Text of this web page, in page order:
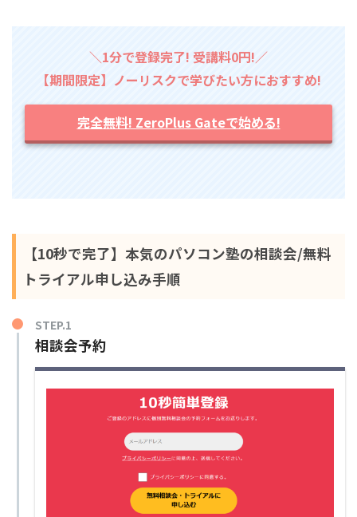
＼1分で登録完了! 受講料0円!／
【期間限定】ノーリスクで学びたい方におすすめ!
完全無料! ZeroPlus Gateで始める!
【10秒で完了】本気のパソコン塾の相談会/無料
トライアル申し込み手順
STEP.1
相談会予約